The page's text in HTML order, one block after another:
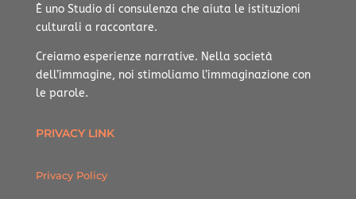
È uno Studio di consulenza che aiuta le istituzioni
culturali a raccontare.
Creiamo esperienze narrative. Nella società
dell’immagine, noi stimoliamo l’immaginazione con
le parole.
PRIVACY LINK
Privacy Policy